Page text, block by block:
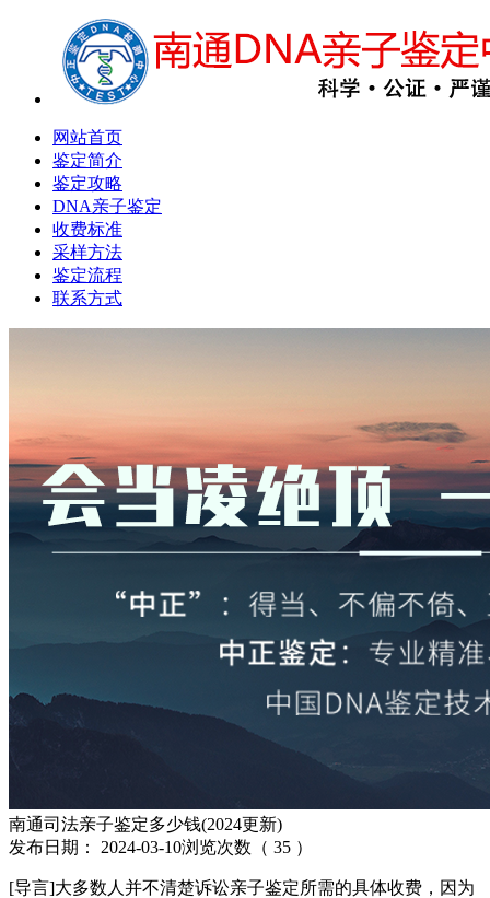
网站首页
鉴定简介
鉴定攻略
DNA亲子鉴定
收费标准
采样方法
鉴定流程
联系方式
南通司法亲子鉴定多少钱(2024更新)
发布日期：
2024-03-10浏览次数（ 35 ）
[导言]大多数人并不清楚诉讼亲子鉴定所需的具体收费，因为